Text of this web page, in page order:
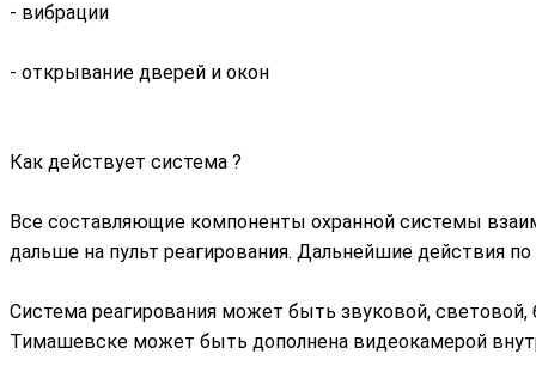
- вибрации
- открывание дверей и окон
Как действует система ?
Все составляющие компоненты охранной системы
дальше на пульт реагирования. Дальнейшие действия
Система реагирования может быть звуковой,
Тимашевске может быть дополнена видеокамерой